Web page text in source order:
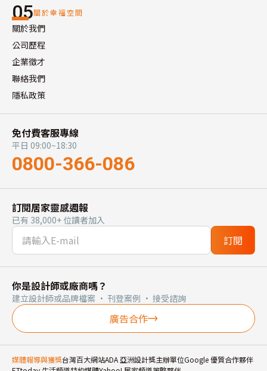
05關於幸福空間
關於我們
公司歷程
企業徵才
聯絡我們
隱私政策
免付費客服專線
平日 09:00~18:30
0800-366-086
訂閱居家靈感週報
已有 38,000+ 位讀者加入
訂閱
你是設計師或廠商嗎？
建立設計師或品牌檔案 · 刊登案例 · 接受諮詢
廣告合作
媒體報導與獲獎台灣百大網站ADA 亞洲設計獎主辦單位Google 優質合作夥伴